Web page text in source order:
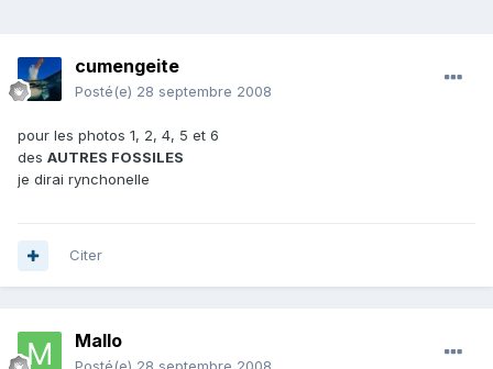
cumengeite
Posté(e) 28 septembre 2008
pour les photos 1, 2, 4, 5 et 6
des AUTRES FOSSILES
je dirai rynchonelle
Citer
Mallo